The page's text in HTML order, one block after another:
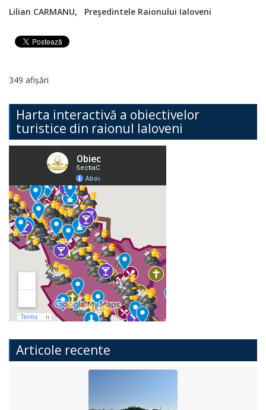
Lilian CARMANU, Preşedintele Raionului Ialoveni
349 afișări
Harta interactivă a obiectivelor
turistice din raionul Ialoveni
Articole recente